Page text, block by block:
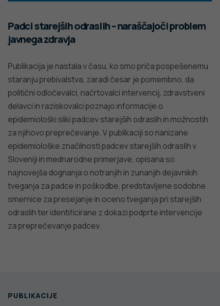
Padci starejših odraslih – naraščajoči problem
javnega zdravja
Publikacija je nastala v času, ko smo priča pospešenemu
staranju prebivalstva, zaradi česar je pomembno, da
politični odločevalci, načrtovalci intervencij, zdravstveni
delavci in raziskovalci poznajo informacije o
epidemiološki sliki padcev starejših odraslih in možnostih
za njihovo preprečevanje. V publikaciji so nanizane
epidemiološke značilnosti padcev starejših odraslih v
Sloveniji in mednarodne primerjave, opisana so
najnovejša dognanja o notranjih in zunanjih dejavnikih
tveganja za padce in poškodbe, predstavljene sodobne
smernice za presejanje in oceno tveganja pri starejših
odraslih ter identificirane z dokazi podprte intervencije
za preprečevanje padcev.
PUBLIKACIJE